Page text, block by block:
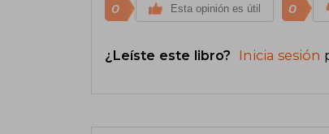
0 Esta opinión es útil 0
¿Leíste este libro? Inicia sesión